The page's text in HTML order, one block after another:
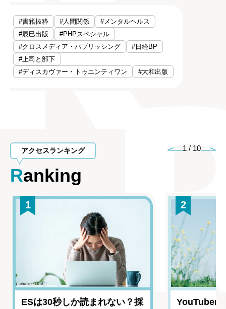
#書籍抜粋 #人間関係
#メンタルヘルス
#辰巳出版
#PHPスペシャル
#クロスメディア・パブリッシング
#日経BP
#上司と部下
#ディスカヴァー・トゥエンティワン
#大和出版
アクセスランキング
Ranking
1 / 10
1
ESは30秒しか読まれない？採
2
YouTuber